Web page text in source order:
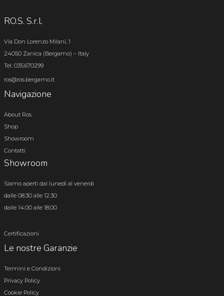
RO.S. S.r.l.
Via Don Lorenzo Milani, 1
24050 Zanica (Bergamo) – Italy
Tel. 035.670299
ros@ros.bergamo.it
Navigazione
About Ros
Shop
Showroom
Contatti
Showroom
Siamo aperti dal lunedì al venerdì
dalle 08.30 alle 12.30
dalle 14.00 alle 18.00
Certificazioni
Le nostre Garanzie
Termini e Condizioni
Privacy Policy
Cookie Policy